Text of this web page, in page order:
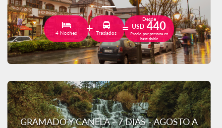
4 Noches Traslados
Desde
USD 440
Precio por persona en
base doble
GRAMADO Y CANELA - 7 DIAS - AGOSTO A